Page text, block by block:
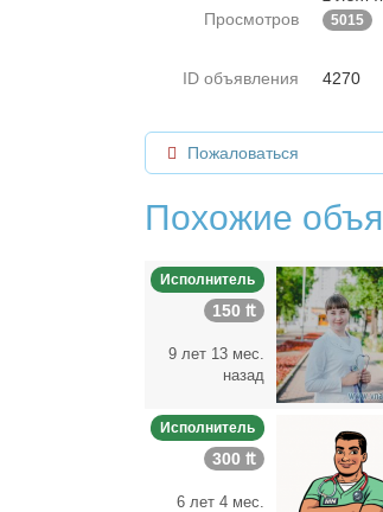
Просмотров
5015
ID объявления 4270
Пожаловаться
Похожие
Исполнитель
150 ₶
9 лет 13 мес.
назад
Исполнитель
300 ₶
6 лет 4 мес.